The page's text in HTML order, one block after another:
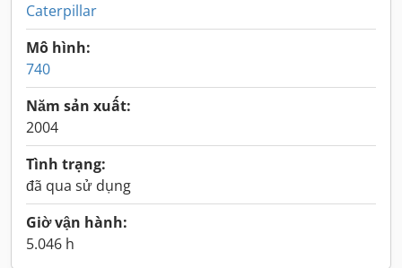
Caterpillar
Mô hình:
740
Năm sản xuất:
2004
Tình trạng:
đã qua sử dụng
Giờ vận hành:
5.046 h